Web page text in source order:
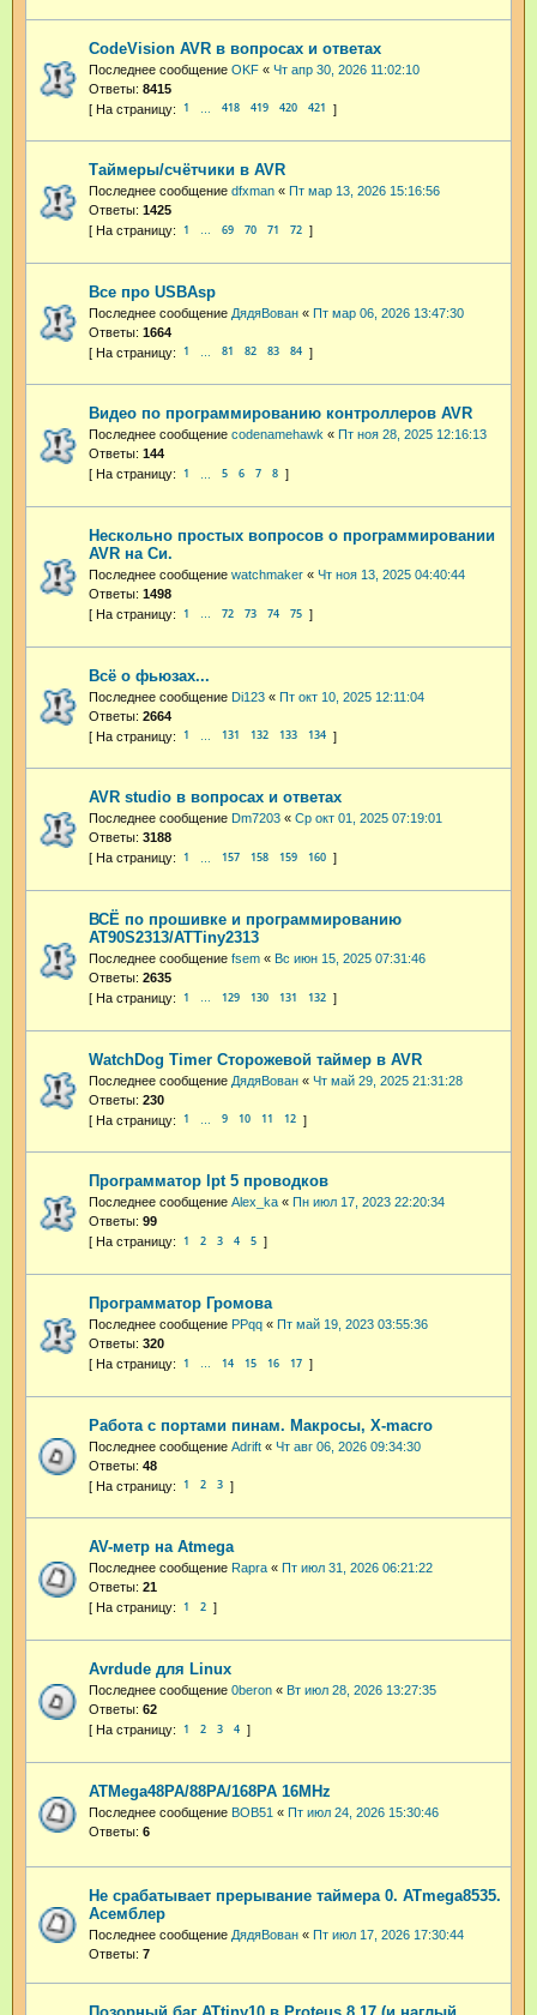
CodeVision AVR в вопросах и ответах
Последнее сообщение OKF « Чт апр 30, 2026 11:02:10
Ответы: 8415
1 418 419 420 421
Таймеры/счётчики в AVR
Последнее сообщение dfxman « Пт мар 13, 2026 15:16:56
Ответы: 1425
1 … 69 70 71 72
Все про USBAsp
Последнее сообщение ДядяВован « Пт мар 06, 2026 13:47:30
Ответы: 1664
1 81 82 83 84
Видео по программированию контроллеров AVR
Последнее сообщение codenamehawk « Пт ноя 28, 2025 12:16:13
Ответы: 144
1 5 6 7 8
Нескольно простых вопросов о программировании
AVR на Си.
Последнее сообщение watchmaker « Чт ноя 13, 2025 04:40:44
Ответы: 1498
1 … 72 73 74 75
Всё о фьюзах...
Последнее сообщение Di123 « Пт окт 10, 2025 12:11:04
Ответы: 2664
1 131 132 133 134
AVR studio в вопросах и ответах
Последнее сообщение Dm7203 « Ср окт 01, 2025 07:19:01
Ответы: 3188
1 157 158 159 160
ВСЁ по прошивке и программированию
AT90S2313/ATTiny2313
Последнее сообщение fsem « Вс июн 15, 2025 07:31:46
Ответы: 2635
1 … 129 130 131 132
WatchDog Timer Сторожевой таймер в AVR
Последнее сообщение ДядяВован « Чт май 29, 2025 21:31:28
Ответы: 230
1 9 10 11 12
Программатор lpt 5 проводков
Последнее сообщение Alex_ka « Пн июл 17, 2023 22:20:34
Ответы: 99
1 2 3 4 5
Программатор Громова
Последнее сообщение PPqq « Пт май 19, 2023 03:55:36
Ответы: 320
1 … 14 15 16 17
Работа с портами пинам. Макросы, X-macro
Последнее сообщение Adrift « Чт авг 06, 2026 09:34:30
Ответы: 48
1 2 3
AV-метр на Atmega
Последнее сообщение Rapra « Пт июл 31, 2026 06:21:22
Ответы: 21
1 2
Avrdude для Linux
Последнее сообщение 0beron « Вт июл 28, 2026 13:27:35
Ответы: 62
1 2 3 4
ATMega48PA/88PA/168PA 16MHz
Последнее сообщение BOB51 « Пт июл 24, 2026 15:30:46
Ответы: 6
Не срабатывает прерывание таймера 0. ATmega8535.
Асемблер
Последнее сообщение ДядяВован « Пт июл 17, 2026 17:30:44
Ответы: 7